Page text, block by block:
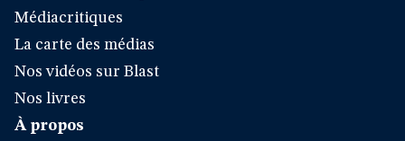
Médiacritiques
La carte des médias
Nos vidéos sur Blast
Nos livres
À propos